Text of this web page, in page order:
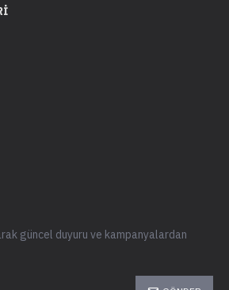
güncel duyuru ve kampanyalardan